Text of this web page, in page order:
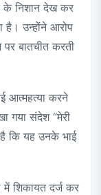
के निशान देख कर
है। उन्होंने आरोप
बातचीत करती
आत्महत्या करने
गया संदेश “मेरी
है कि यह उनके भाई
में शिकायत दर्ज कर